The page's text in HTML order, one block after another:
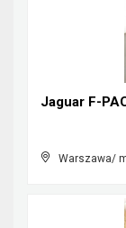
Warszawa/